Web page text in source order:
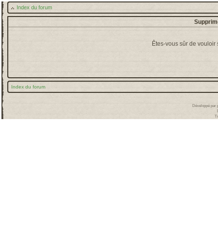
Index du forum
Êtes-vous sûr de
Index du forum
Développé par